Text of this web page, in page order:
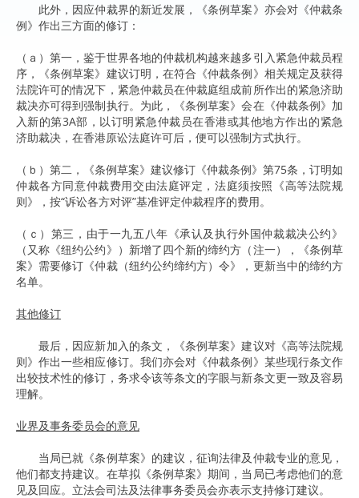
此外，因应仲裁界的新近发展，《条例草案》亦会对《仲裁条
例》作出三方面的修订：
（ａ）第一，鉴于世界各地的仲裁机构越来越多引入紧急仲裁员程
序，《条例草案》建议订明，在符合《仲裁条例》相关规定及获得
法院许可的情况下，紧急仲裁员在仲裁庭组成前所作出的紧急济助
裁决亦可得到强制执行。为此，《条例草案》会在《仲裁条例》加
入新的第3A部，以订明紧急仲裁员在香港或其他地方作出的紧急
济助裁决，在香港原讼法庭许可后，便可以强制方式执行。
（ｂ）第二，《条例草案》建议修订《仲裁条例》第75条，订明如
仲裁各方同意仲裁费用交由法庭评定，法庭须按照《高等法院规
则》，按“诉讼各方对评”基准评定仲裁程序的费用。
（ｃ）第三，由于一九五八年《承认及执行外国仲裁裁决公约》
（又称《纽约公约》）新增了四个新的缔约方（注一），《条例草
案》需要修订《仲裁（纽约公约缔约方）令》，更新当中的缔约方
名单。
其他修订
最后，因应新加入的条文，《条例草案》建议对《高等法院规
则》作出一些相应修订。我们亦会对《仲裁条例》某些现行条文作
出较技术性的修订，务求令该等条文的字眼与新条文更一致及容易
理解。
业界及事务委员会的意见
当局已就《条例草案》的建议，征询法律及仲裁专业的意见，
他们都支持建议。在草拟《条例草案》期间，当局已考虑他们的意
见及回应。立法会司法及法律事务委员会亦表示支持修订建议。